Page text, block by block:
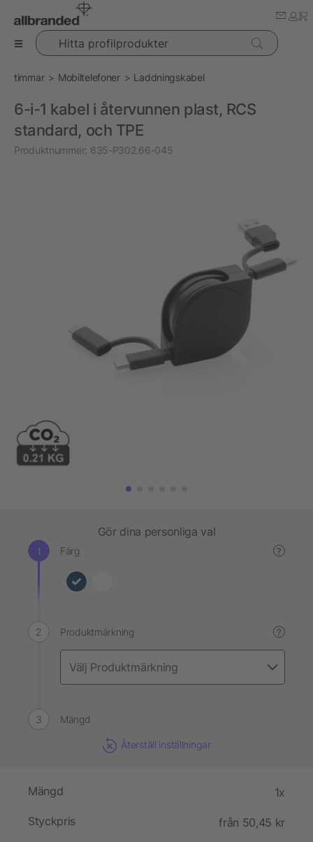
Hitta profilprodukter
timmar Mobiltelefoner Laddningskabel
6-i-1 kabel i återvunnen plast, RCS
standard, och TPE
Produktnummer: 635-P302.66-045
Gör dina personliga val
Färg ?
Produktmärkning ?
Mängd
Återställ inställningar
Mängd 1x
Styckpris
från 50,45 kr